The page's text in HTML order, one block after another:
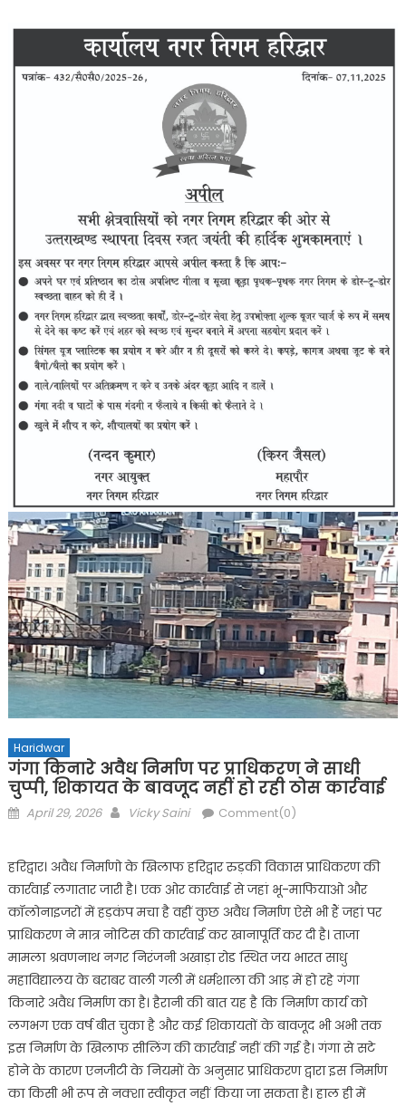
Haridwar
गंगा किनारे अवैध निर्माण पर प्राधिकरण ने साधी
चुप्पी, शिकायत के बावजूद नहीं हो रही ठोस कार्रवाई
Posted
April 29, 2026 Author
Vicky Saini Comment(0)
हरिद्वार। अवैध निर्माणो के खिलाफ हरिद्वार रुड़की विकास प्राधिकरण की
कार्रवाई लगातार जारी है। एक ओर कार्रवाई से जहां भू-माफियाओ और
कॉलोनाइजरों में हड़कंप मचा है वहीं कुछ अवैध निर्माण ऐसे भी हैं जहां पर
प्राधिकरण ने मात्र नोटिस की कार्रवाई कर खानापूर्ति कर दी है। ताजा
मामला श्रवणनाथ नगर निरंजनी अखाड़ा रोड स्थित जय भारत साधु
महाविद्यालय के बराबर वाली गली में धर्मशाला की आड़ में हो रहे गंगा
किनारे अवैध निर्माण का है। हैरानी की बात यह है कि निर्माण कार्य को
लगभग एक वर्ष बीत चुका है और कई शिकायतों के बावजूद भी अभी तक
इस निर्माण के खिलाफ सीलिंग की कार्रवाई नहीं की गई है। गंगा से सटे
होने के कारण एनजीटी के नियमों के अनुसार प्राधिकरण द्वारा इस निर्माण
का किसी भी रूप से नक्शा स्वीकृत नहीं किया जा सकता है। हाल ही में